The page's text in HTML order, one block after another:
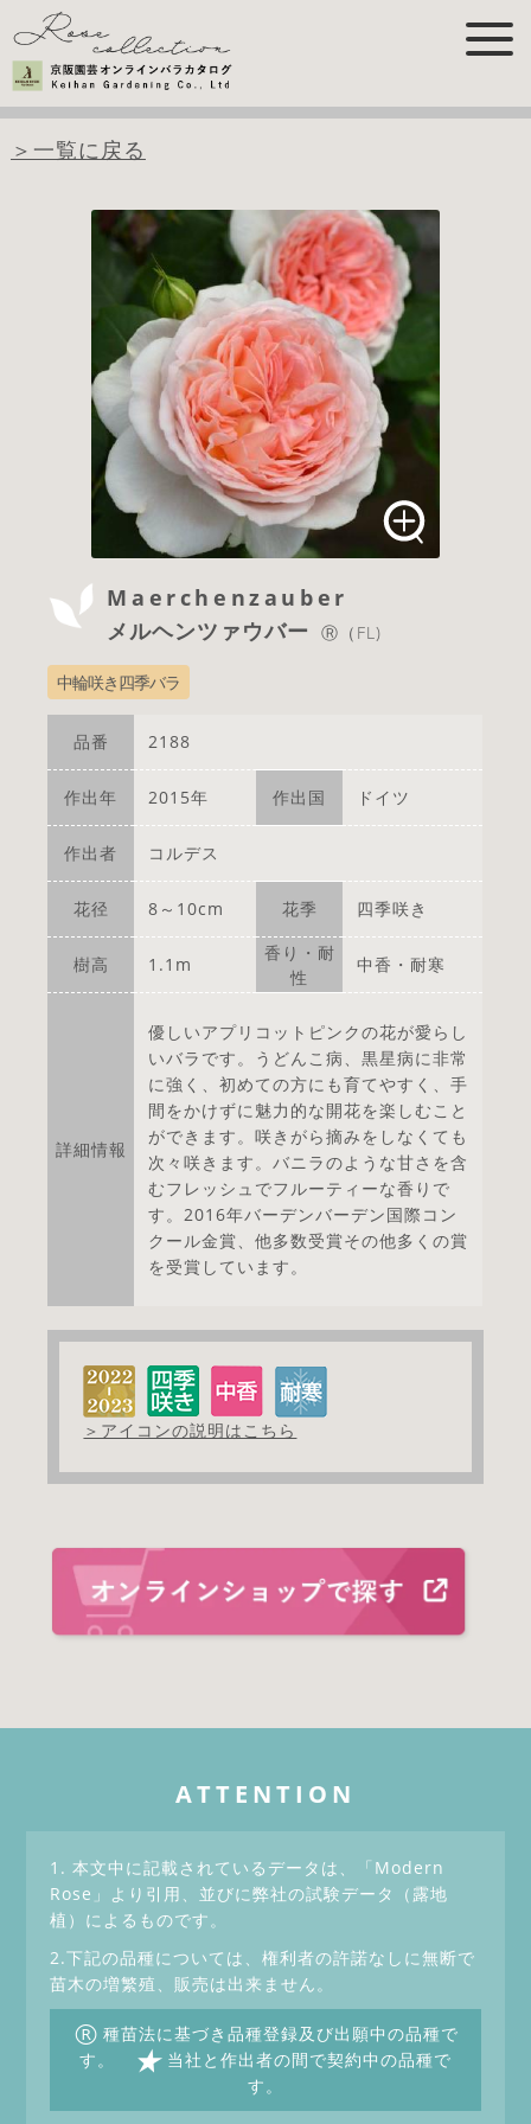
＞一覧に戻る
Maerchenzauber
メルヘンツァウバー
Ⓡ（FL)
中輪咲き四季バラ
品番 2188
作出年 2015年 作出国 ドイツ
作出者 コルデス
花径 8～10cm 花季 四季咲き
樹高 1.1m
香り・耐
性
中香・耐寒
詳細情報
優しいアプリコットピンクの花が愛らし
いバラです。うどんこ病、黒星病に非常
に強く、初めての方にも育てやすく、手
間をかけずに魅力的な開花を楽しむこと
ができます。咲きがら摘みをしなくても
次々咲きます。バニラのような甘さを含
むフレッシュでフルーティーな香りで
す。2016年バーデンバーデン国際コン
クール金賞、他多数受賞その他多くの賞
を受賞しています。
＞アイコンの説明はこちら
ATTENTION
1. 本文中に記載されているデータは、「Modern
Rose」より引用、並びに弊社の試験データ（露地
植）によるものです。
2.下記の品種については、権利者の許諾なしに無断で
苗木の増繁殖、販売は出来ません。
® 種苗法に基づき品種登録及び出願中の品種で
す。
★ 当社と作出者の間で契約中の品種で
す。